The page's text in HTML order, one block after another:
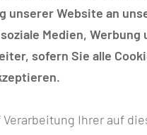
unserer Website an
Medien, Werbung
sofern Sie alle
Ihrer auf